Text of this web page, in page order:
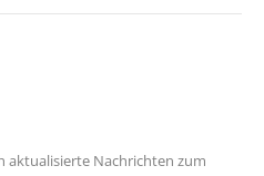
aktualisierte Nachrichten zum